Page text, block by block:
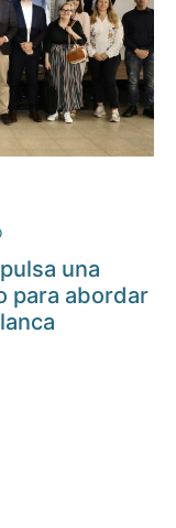
una
para abordar